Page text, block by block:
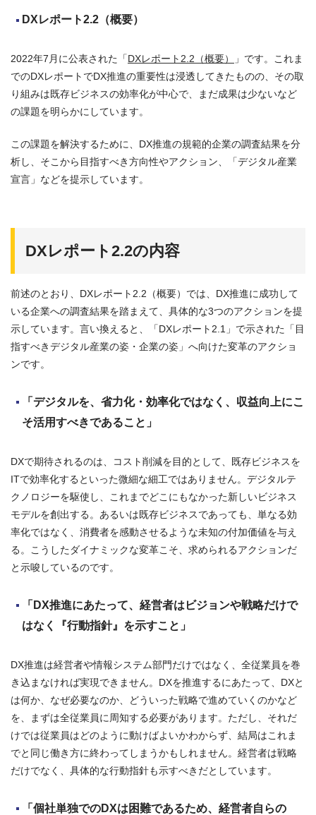
DXレポート2.2（概要）
2022年7月に公表された「DXレポート2.2（概要）
」です。これま
でのDXレポートでDX推進の重要性は浸透してきたものの、その取
り組みは既存ビジネスの効率化が中心で、まだ成果は少ないなど
の課題を明らかにしています。
この課題を解決するために、DX推進の規範的企業の調査結果を分
析し、そこから目指すべき方向性やアクション、「デジタル産業
宣言」などを提示しています。
DXレポート2.2の内容
前述のとおり、DXレポート2.2（概要）では、DX推進に成功して
いる企業への調査結果を踏まえて、具体的な3つのアクションを提
示しています。言い換えると、「DXレポート2.1」で示された「目
指すべきデジタル産業の姿・企業の姿」へ向けた変革のアクショ
ンです。
「デジタルを、省力化・効率化ではなく、収益向上にこ
そ活用すべきであること」
DXで期待されるのは、コスト削減を目的として、既存ビジネスを
ITで効率化するといった微細な細工ではありません。デジタルテ
クノロジーを駆使し、これまでどこにもなかった新しいビジネス
モデルを創出する。あるいは既存ビジネスであっても、単なる効
率化ではなく、消費者を感動させるような未知の付加価値を与え
る。こうしたダイナミックな変革こそ、求められるアクションだ
と示唆しているのです。
「DX推進にあたって、経営者はビジョンや戦略だけで
はなく『行動指針』を示すこと」
DX推進は経営者や情報システム部門だけではなく、全従業員を巻
き込まなければ実現できません。DXを推進するにあたって、DXと
は何か、なぜ必要なのか、どういった戦略で進めていくのかなど
を、まずは全従業員に周知する必要があります。ただし、それだ
けでは従業員はどのように動けばよいかわからず、結局はこれま
でと同じ働き方に終わってしまうかもしれません。経営者は戦略
だけでなく、具体的な行動指針も示すべきだとしています。
「個社単独でのDXは困難であるため、経営者自らの